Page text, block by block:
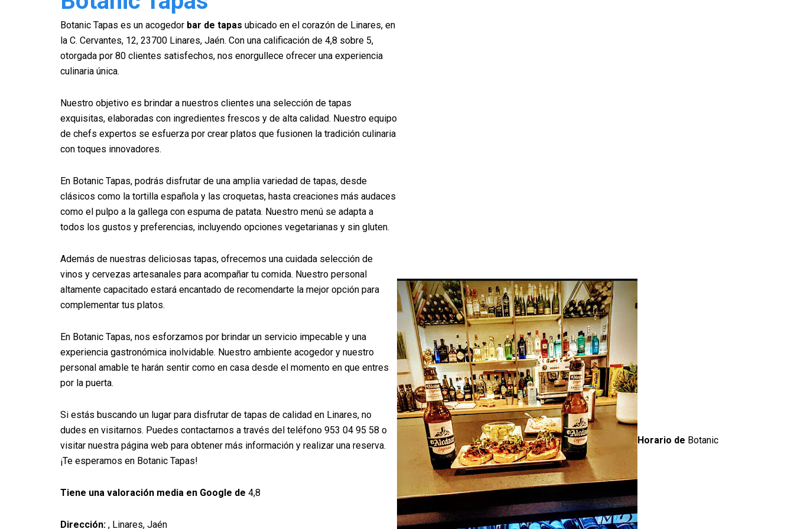
Botanic Tapas es un acogedor bar de tapas ubicado en el corazón de Linares, en
la C. Cervantes, 12, 23700 Linares, Jaén. Con una calificación de 4,8 sobre 5,
otorgada por 80 clientes satisfechos, nos enorgullece ofrecer una experiencia
culinaria única.
Nuestro objetivo es brindar a nuestros clientes una selección de tapas
exquisitas, elaboradas con ingredientes frescos y de alta calidad. Nuestro equipo
de chefs expertos se esfuerza por crear platos que fusionen la tradición culinaria
con toques innovadores.
En Botanic Tapas, podrás disfrutar de una amplia variedad de tapas, desde
clásicos como la tortilla española y las croquetas, hasta creaciones más audaces
como el pulpo a la gallega con espuma de patata. Nuestro menú se adapta a
todos los gustos y preferencias, incluyendo opciones vegetarianas y sin gluten.
Además de nuestras deliciosas tapas, ofrecemos una cuidada selección de
vinos y cervezas artesanales para acompañar tu comida. Nuestro personal
altamente capacitado estará encantado de recomendarte la mejor opción para
complementar tus platos.
En Botanic Tapas, nos esforzamos por brindar un servicio impecable y una
experiencia gastronómica inolvidable. Nuestro ambiente acogedor y nuestro
personal amable te harán sentir como en casa desde el momento en que entres
por la puerta.
Si estás buscando un lugar para disfrutar de tapas de calidad en Linares, no
dudes en visitarnos. Puedes contactarnos a través del teléfono 953 04 95 58 o
visitar nuestra página web para obtener más información y realizar una reserva.
¡Te esperamos en Botanic Tapas!
Tiene una valoración media en Google de 4,8
Dirección: , Linares, Jaén
Horario de Botanic